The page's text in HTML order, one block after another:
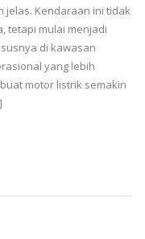
jelas. Kendaraan ini tidak
tetapi mulai menjadi
di kawasan
yang lebih
motor listrik semakin